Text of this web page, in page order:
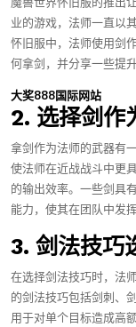
业的游戏，法师一直以
怀旧服中，法师使用剑
何拿剑，并分享一些提
大奖888国际网站
2. 选择剑作
拿剑作为法师的武器有
使法师在近战战斗中更
的输出效率。一些剑具
能力，使其在团队中发
3. 剑法技巧
在选择剑法技巧时，法
的剑法技巧包括剑刺、
用于对单个目标造成高